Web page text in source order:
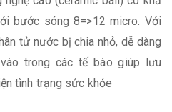
bước sóng 8=>12 micro. Với
tử nước bị chia nhỏ, dễ dàng
trong các tế bào giúp lưu
tình trạng sức khỏe